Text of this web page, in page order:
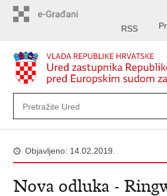
RSS
Objavljeno: 14.02.2019.
Nova odluka -